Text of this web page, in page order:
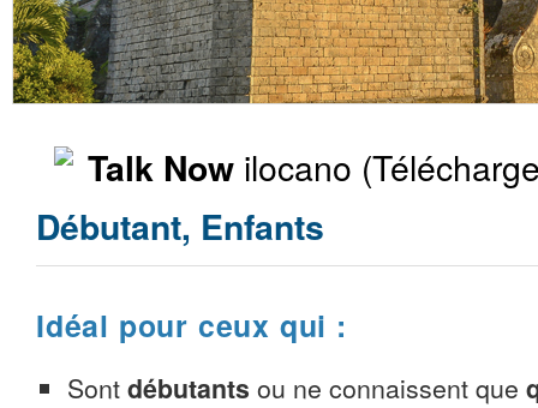
Talk Now ilocano
Débutant, Enfants
Idéal pour ceux qui :
Sont débutants ou ne connaissent que